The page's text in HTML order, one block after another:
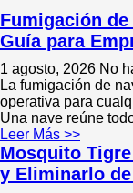
Fumigación
Guía para
1 agosto, 2026 No
La fumigación de
operativa para
Una nave reúne
Leer Más >>
Mosquito
y Eliminarlo